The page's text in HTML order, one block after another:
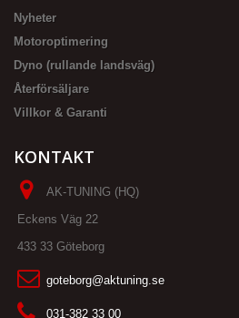
Nyheter
Motoroptimering
Dyno (rullande landsväg)
Återförsäljare
Villkor & Garanti
KONTAKT
AK-TUNING (HQ)
Eckens Väg 22
433 33 Göteborg
goteborg@aktuning.se
031-382 33 00